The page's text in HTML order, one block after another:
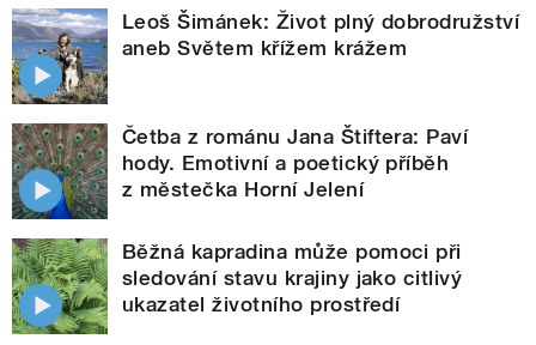
Leoš Šimánek: Život plný dobrodružství
aneb Světem křížem krážem
Četba z románu Jana Štiftera: Paví
hody. Emotivní a poetický příběh
z městečka Horní Jelení
Běžná kapradina může pomoci při
sledování stavu krajiny jako citlivý
ukazatel životního prostředí